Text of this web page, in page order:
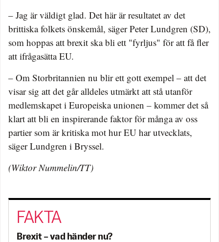
– Jag är väldigt glad. Det här är resultatet av det
brittiska folkets önskemål, säger Peter Lundgren (SD),
som hoppas att brexit ska bli ett "fyrljus" för att få fler
att ifrågasätta EU.
– Om Storbritannien nu blir ett gott exempel – att det
visar sig att det går alldeles utmärkt att stå utanför
medlemskapet i Europeiska unionen – kommer det så
klart att bli en inspirerande faktor för många av oss
partier som är kritiska mot hur EU har utvecklats,
säger Lundgren i Bryssel.
(Wiktor Nummelin/TT)
Brexit – vad händer nu?